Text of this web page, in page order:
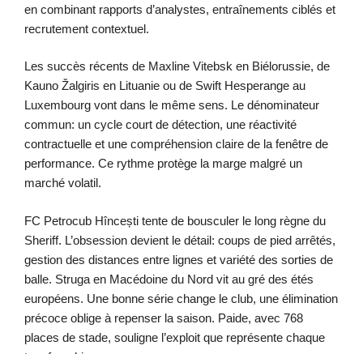
en combinant rapports d’analystes, entraînements ciblés et
recrutement contextuel.
Les succès récents de Maxline Vitebsk en Biélorussie, de
Kauno Žalgiris en Lituanie ou de Swift Hesperange au
Luxembourg vont dans le même sens. Le dénominateur
commun: un cycle court de détection, une réactivité
contractuelle et une compréhension claire de la fenêtre de
performance. Ce rythme protège la marge malgré un
marché volatil.
FC Petrocub Hîncești tente de bousculer le long règne du
Sheriff. L’obsession devient le détail: coups de pied arrêtés,
gestion des distances entre lignes et variété des sorties de
balle. Struga en Macédoine du Nord vit au gré des étés
européens. Une bonne série change le club, une élimination
précoce oblige à repenser la saison. Paide, avec 768
places de stade, souligne l’exploit que représente chaque